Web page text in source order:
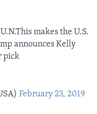
makes the U.S.
announces Kelly
pick
February 23, 2019